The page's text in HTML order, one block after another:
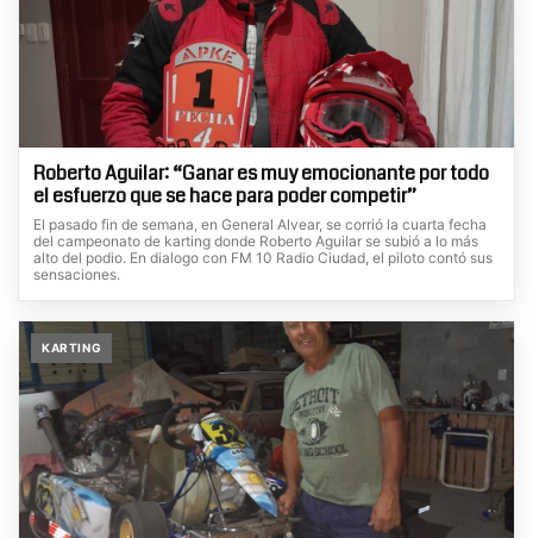
Roberto Aguilar: “Ganar es muy emocionante por todo
el esfuerzo que se hace para poder competir”
El pasado fin de semana, en General Alvear, se corrió la cuarta fecha
del campeonato de karting donde Roberto Aguilar se subió a lo más
alto del podio. En dialogo con FM 10 Radio Ciudad, el piloto contó sus
sensaciones.
KARTING